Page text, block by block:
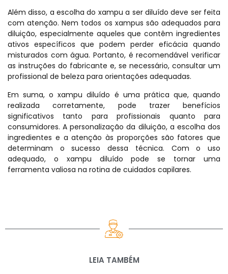
Além disso, a escolha do xampu a ser diluído deve ser feita
com atenção. Nem todos os xampus são adequados para
diluição, especialmente aqueles que contêm ingredientes
ativos específicos que podem perder eficácia quando
misturados com água. Portanto, é recomendável verificar
as instruções do fabricante e, se necessário, consultar um
profissional de beleza para orientações adequadas.
Em suma, o xampu diluído é uma prática que, quando
realizada corretamente, pode trazer benefícios
significativos tanto para profissionais quanto para
consumidores. A personalização da diluição, a escolha dos
ingredientes e a atenção às proporções são fatores que
determinam o sucesso dessa técnica. Com o uso
adequado, o xampu diluído pode se tornar uma
ferramenta valiosa na rotina de cuidados capilares.
LEIA TAMBÉM